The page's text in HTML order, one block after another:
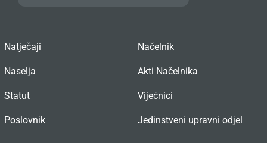
Natječaji
Naselja
Statut
Poslovnik
Načelnik
Akti Načelnika
Vijećnici
Jedinstveni upravni odjel